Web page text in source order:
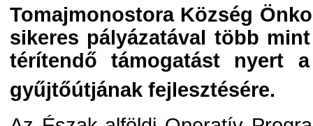
Tomajmonostora Község
sikeres pályázatával több
térítendő támogatást nyert
gyűjtőútjának fejlesztésére.